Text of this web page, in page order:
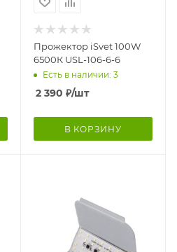
Прожектор iSvet 100W
6500К USL-106-6-6
Есть в наличии: 3
2 390 ₽/шт
В КОРЗИНУ